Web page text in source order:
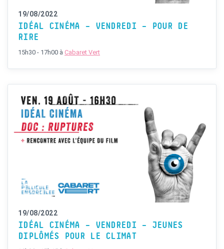
19/08/2022
IDÉAL CINÉMA – VENDREDI – POUR DE
RIRE
15h30 - 17h00 à Cabaret Vert
19/08/2022
IDÉAL CINÉMA – VENDREDI – JEUNES
DIPLÔMÉS POUR LE CLIMAT